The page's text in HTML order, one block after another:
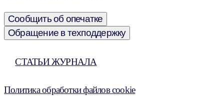
Сообщить об опечатке
Обращение в техподдержку
СТАТЬИ ЖУРНАЛА
Политика обработки файлов cookie